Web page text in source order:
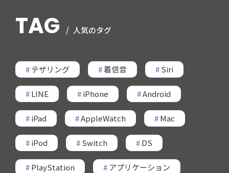
TAG 人気のタグ
#テザリング #着信音 #Siri
#LINE #iPhone #Android
#iPad #AppleWatch #Mac
#iPod #Switch #DS
#PlayStation # アプリケーション